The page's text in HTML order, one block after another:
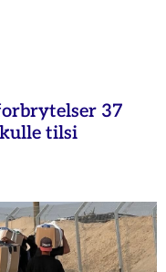
37
tilsi